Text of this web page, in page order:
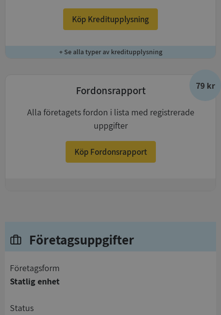
Köp Kreditupplysning
+ Se alla typer av kreditupplysning
79 kr
Fordonsrapport
Alla företagets fordon i lista med registrerade
uppgifter
Köp Fordonsrapport
Företagsuppgifter
företagsform
Statlig enhet
status